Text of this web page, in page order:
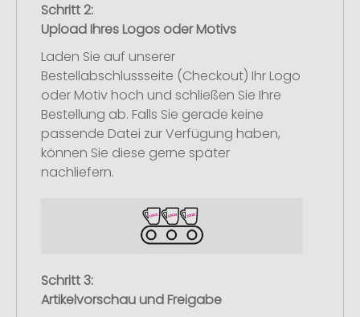
Schritt 2:
Upload Ihres Logos oder Motivs
Laden Sie auf unserer
Bestellabschlussseite (Checkout) Ihr Logo
oder Motiv hoch und schließen Sie Ihre
Bestellung ab. Falls Sie gerade keine
passende Datei zur Verfügung haben,
können Sie diese gerne später
nachliefern.
Schritt 3:
Artikelvorschau und Freigabe